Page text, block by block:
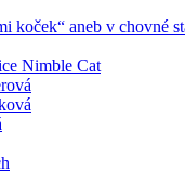
koček“ aneb v chovné
Nimble Cat